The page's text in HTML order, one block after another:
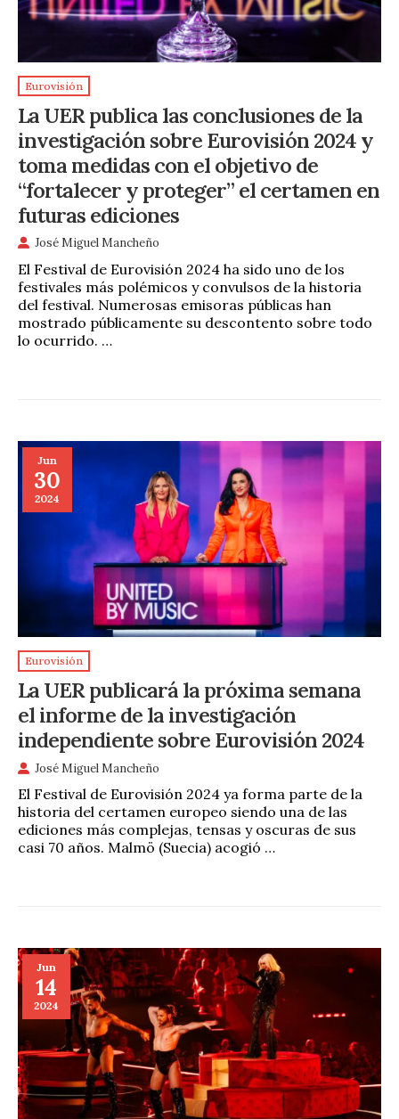
Eurovisión
La UER publica las conclusiones de la
investigación sobre Eurovisión 2024 y
toma medidas con el objetivo de
“fortalecer y proteger” el certamen en
futuras ediciones
José Miguel Mancheño
El Festival de Eurovisión 2024 ha sido uno de los
festivales más polémicos y convulsos de la historia
del festival. Numerosas emisoras públicas han
mostrado públicamente su descontento sobre todo
lo ocurrido. …
Jun
30
2024
Eurovisión
La UER publicará la próxima semana
el informe de la investigación
independiente sobre Eurovisión 2024
José Miguel Mancheño
El Festival de Eurovisión 2024 ya forma parte de la
historia del certamen europeo siendo una de las
ediciones más complejas, tensas y oscuras de sus
casi 70 años. Malmö (Suecia) acogió …
Jun
14
2024